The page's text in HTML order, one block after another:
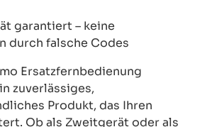
garantiert – keine
durch falsche Codes
Ersatzfernbedienung
zuverlässiges,
Produkt, das Ihren
Ob als Zweitgerät oder als